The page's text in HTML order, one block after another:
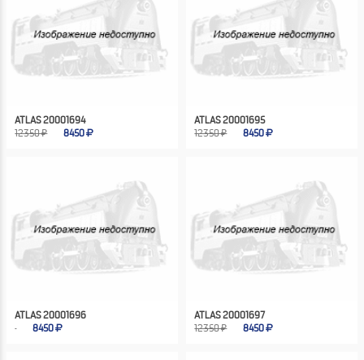
ATLAS 20001694
12350 ₽
8450
ATLAS 20001695
12350 ₽
8450
ATLAS 20001696
8450
ATLAS 20001697
12350 ₽
8450